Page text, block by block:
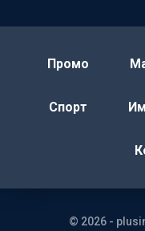
Промо
Спорт
© 2026 -